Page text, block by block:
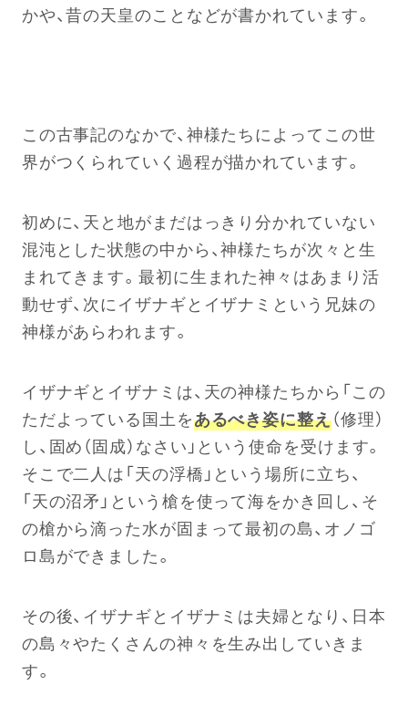
かや、昔の天皇のことなどが書かれています。
この古事記のなかで、神様たちによってこの世
界がつくられていく過程が描かれています。
初めに、天と地がまだはっきり分かれていない
混沌とした状態の中から、神様たちが次々と生
まれてきます。最初に生まれた神々はあまり活
動せず、次にイザナギとイザナミという兄妹の
神様があらわれます。
イザナギとイザナミは、天の神様たちから「この
ただよっている国土をあるべき姿に整え（修理）
し、固め（固成）なさい」という使命を受けます。
そこで二人は「天の浮橋」という場所に立ち、
「天の沼矛」という槍を使って海をかき回し、そ
の槍から滴った水が固まって最初の島、オノゴ
ロ島ができました。
その後、イザナギとイザナミは夫婦となり、日本
の島々やたくさんの神々を生み出していきま
す。